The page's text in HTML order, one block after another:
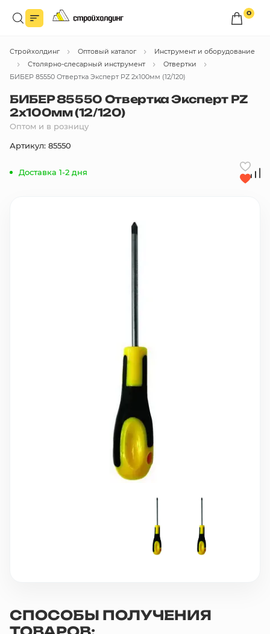
0
Войдите в личный кабинет
Вы сможете оформлять заказыпо оптовым ценам.
Каталог товаров
10 000 ₽
Оплата
Все бренды
Стройхолдинг Оптовый каталог
Инструмент и оборудование
Столярно-слесарный инструмент
Отвертки
БИБЕР 85550 Отвертка Эксперт PZ 2х100мм (12/120)
БИБЕР 85550 Отвертка Эксперт PZ
2х100мм (12/120)
Оптом и в розницу
Артикул: 85550
Доставка 1-2 дня
СПОСОБЫ ПОЛУЧЕНИЯ